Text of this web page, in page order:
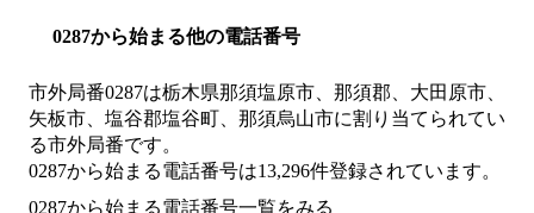
0287から始まる他の電話番号
市外局番0287は栃木県那須塩原市、那須郡、大田原市、
矢板市、塩谷郡塩谷町、那須烏山市に割り当てられてい
る市外局番です。
0287から始まる電話番号は13,296件登録されています。
0287から始まる電話番号一覧をみる